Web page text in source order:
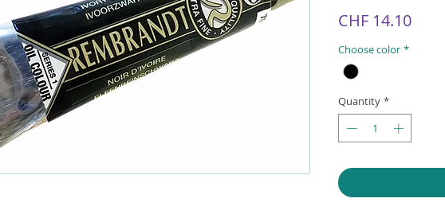
CHF 14.10Price
Choose color *
Quantity *